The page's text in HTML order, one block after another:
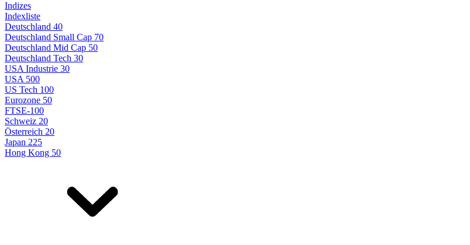
Indizes
Indexliste
Deutschland 40
Deutschland Small Cap 70
Deutschland Mid Cap 50
Deutschland Tech 30
USA Industrie 30
USA 500
US Tech 100
Eurozone 50
FTSE-100
Schweiz 20
Österreich 20
Japan 225
Hong Kong 50